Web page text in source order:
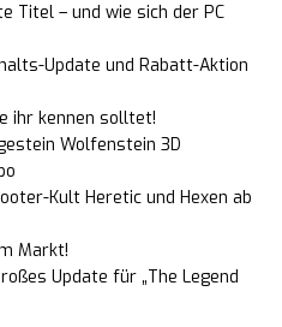
Titel – und wie sich der PC
Update und Rabatt-Aktion
ihr kennen solltet!
Wolfenstein 3D
Kult Heretic und Hexen ab
Markt!
Update für „The Legend